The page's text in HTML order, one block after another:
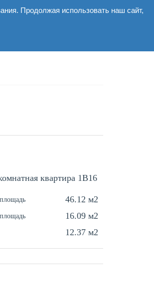
Продолжая использовать наш сайт,
квартира 1В16
46.12 м2
16.09 м2
12.37 м2